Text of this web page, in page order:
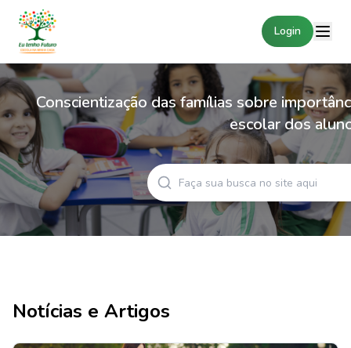
Login
Conscientização das famílias sobre
escolar dos
slide
Notícias e Artigos